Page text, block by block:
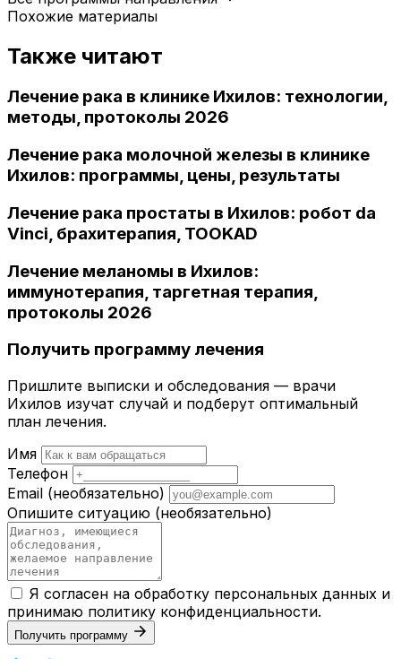
Похожие материалы
Также читают
Лечение рака в клинике Ихилов: технологии,
методы, протоколы 2026
Лечение рака молочной железы в клинике
Ихилов: программы, цены, результаты
Лечение рака простаты в Ихилов: робот da
Vinci, брахитерапия, TOOKAD
Лечение меланомы в Ихилов:
иммунотерапия, таргетная терапия,
протоколы 2026
Получить программу лечения
Пришлите выписки и обследования — врачи
Ихилов изучат случай и подберут оптимальный
план лечения.
Имя
Телефон
Email (необязательно)
Опишите ситуацию (необязательно)
Я согласен на обработку персональных данных и
принимаю политику конфиденциальности.
Получить программу